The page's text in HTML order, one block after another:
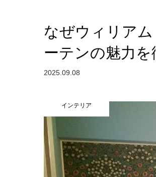
なぜウィリア
ーテンの魅力
2025.09.08
インテリア